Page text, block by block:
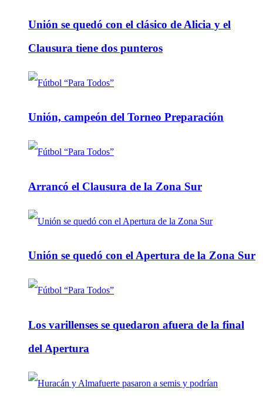
Unión se quedó con el clásico de Alicia y el
Clausura tiene dos punteros
Unión, campeón del Torneo Preparación
Arrancó el Clausura de la Zona Sur
Unión se quedó con el Apertura de la Zona Sur
Los varillenses se quedaron afuera de la final
del Apertura